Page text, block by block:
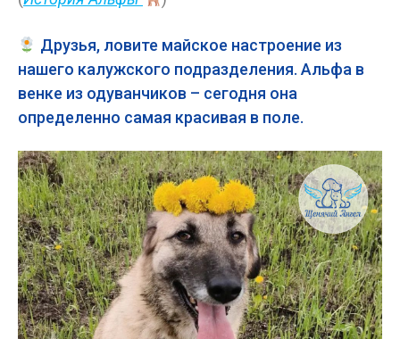
Друзья, ловите майское настроение из
нашего калужского подразделения. Альфа в
венке из одуванчиков – сегодня она
определенно самая красивая в поле.